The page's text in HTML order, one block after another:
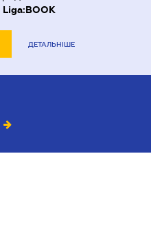
Liga:BOOK
ДЕТАЛЬНІШЕ